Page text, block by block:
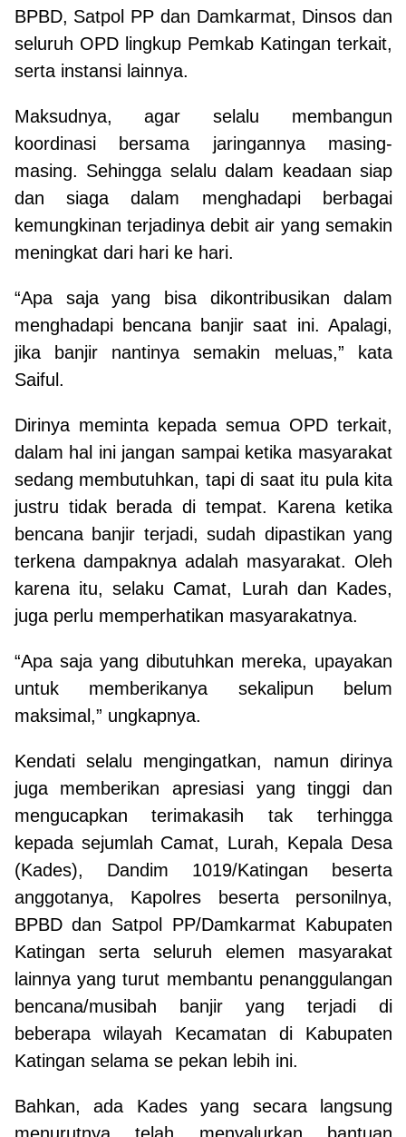
BPBD, Satpol PP dan Damkarmat, Dinsos dan
seluruh OPD lingkup Pemkab Katingan terkait,
serta instansi lainnya.
Maksudnya, agar selalu membangun
koordinasi bersama jaringannya masing-
masing. Sehingga selalu dalam keadaan siap
dan siaga dalam menghadapi berbagai
kemungkinan terjadinya debit air yang semakin
meningkat dari hari ke hari.
“Apa saja yang bisa dikontribusikan dalam
menghadapi bencana banjir saat ini. Apalagi,
jika banjir nantinya semakin meluas,” kata
Saiful.
Dirinya meminta kepada semua OPD terkait,
dalam hal ini jangan sampai ketika masyarakat
sedang membutuhkan, tapi di saat itu pula kita
justru tidak berada di tempat. Karena ketika
bencana banjir terjadi, sudah dipastikan yang
terkena dampaknya adalah masyarakat. Oleh
karena itu, selaku Camat, Lurah dan Kades,
juga perlu memperhatikan masyarakatnya.
“Apa saja yang dibutuhkan mereka, upayakan
untuk memberikanya sekalipun belum
maksimal,” ungkapnya.
Kendati selalu mengingatkan, namun dirinya
juga memberikan apresiasi yang tinggi dan
mengucapkan terimakasih tak terhingga
kepada sejumlah Camat, Lurah, Kepala Desa
(Kades), Dandim 1019/Katingan beserta
anggotanya, Kapolres beserta personilnya,
BPBD dan Satpol PP/Damkarmat Kabupaten
Katingan serta seluruh elemen masyarakat
lainnya yang turut membantu penanggulangan
bencana/musibah banjir yang terjadi di
beberapa wilayah Kecamatan di Kabupaten
Katingan selama se pekan lebih ini.
Bahkan, ada Kades yang secara langsung